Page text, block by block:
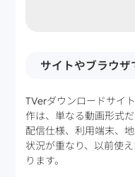
サイトやブラウ
TVerダウンロードサイ
作は、単なる動画形式
配信仕様、利用端末、
状況が重なり、以前使
ります。